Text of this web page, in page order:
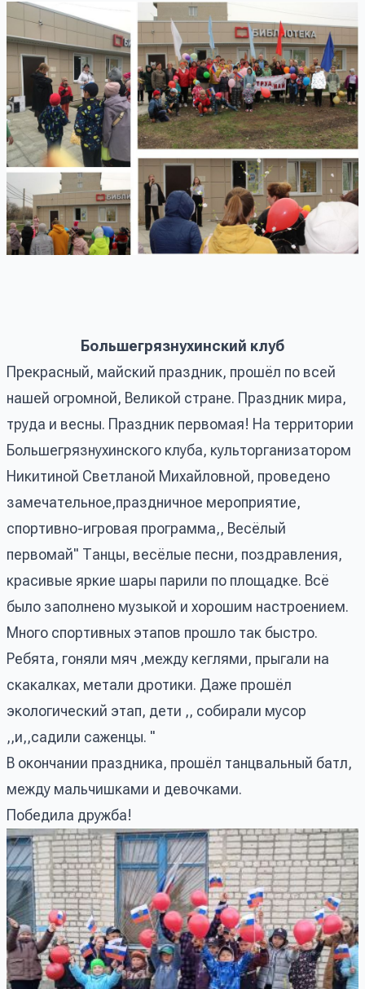
Большегрязнухинский клуб
Прекрасный, майский праздник, прошёл по всей
нашей огромной, Великой стране. Праздник мира,
труда и весны. Праздник первомая! На территории
Большегрязнухинского клуба, культорганизатором
Никитиной Светланой Михайловной, проведено
замечательное,праздничное мероприятие,
спортивно-игровая программа,, Весёлый
первомай" Танцы, весёлые песни, поздравления,
красивые яркие шары парили по площадке. Всё
было заполнено музыкой и хорошим настроением.
Много спортивных этапов прошло так быстро.
Ребята, гоняли мяч ,между кеглями, прыгали на
скакалках, метали дротики. Даже прошёл
экологический этап, дети ,, собирали мусор
,,и,,садили саженцы. "
В окончании праздника, прошёл танцвальный батл,
между мальчишками и девочками.
Победила дружба!